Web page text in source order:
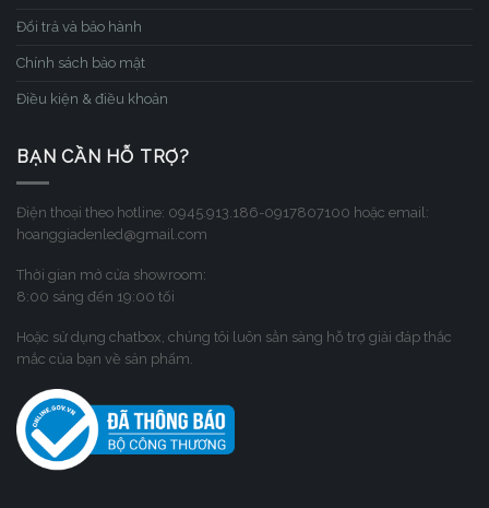
Đổi trả và bảo hành
Chính sách bảo mật
Điều kiện & điều khoản
BẠN CẦN HỖ TRỢ?
Điện thoại theo hotline: 0945.913.186-0917807100 hoặc email:
hoanggiadenled@gmail.com
Thời gian mở cửa showroom:
8:00 sáng đến 19:00 tối
Hoặc sử dụng chatbox, chúng tôi luôn sẳn sàng hỗ trợ giải đáp thắc
mắc của bạn về sản phẩm.